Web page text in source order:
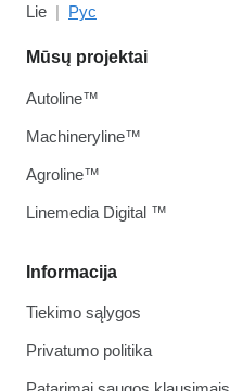
Lie Рус
Informacija
Tiekimo sąlygos
Privatumo politika
Mūsų projektai
Autoline™
Machineryline™
Agroline™
Linemedia Digital ™